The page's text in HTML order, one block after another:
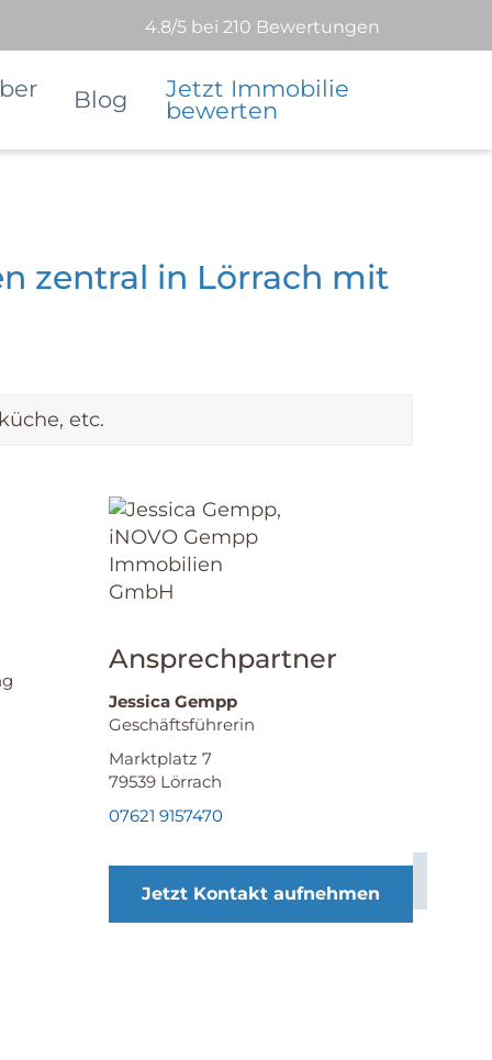
4.8/5 bei 210 Bewertungen
Blog
Jetzt Immobilie
bewerten
zentral in Lörrach mit
etc.
Ansprechpartner
Jessica Gempp
Geschäftsführerin
Marktplatz 7
79539 Lörrach
07621 9157470
Jetzt Kontakt aufnehmen